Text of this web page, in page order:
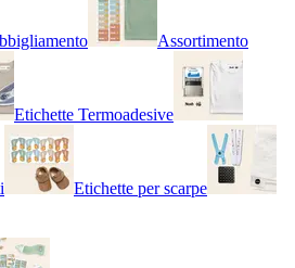
Assortimento
Etichette Termoadesive
Etichette per scarpe